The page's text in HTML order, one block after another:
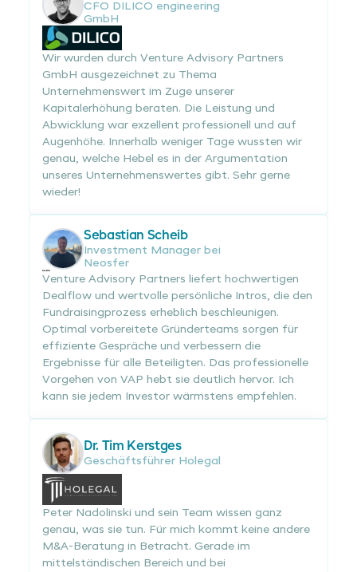
CFO DILICO engineering
GmbH
Wir wurden durch Venture Advisory Partners
GmbH ausgezeichnet zu Thema
Unternehmenswert im Zuge unserer
Kapitalerhöhung beraten. Die Leistung und
Abwicklung war exzellent professionell und auf
Augenhöhe. Innerhalb weniger Tage wussten wir
genau, welche Hebel es in der Argumentation
unseres Unternehmenswertes gibt. Sehr gerne
wieder!
Sebastian Scheib
Investment Manager bei
Neosfer
Venture Advisory Partners liefert hochwertigen
Dealflow und wertvolle persönliche Intros, die den
Fundraisingprozess erheblich beschleunigen.
Optimal vorbereitete Gründerteams sorgen für
effiziente Gespräche und verbessern die
Ergebnisse für alle Beteiligten. Das professionelle
Vorgehen von VAP hebt sie deutlich hervor. Ich
kann sie jedem Investor wärmstens empfehlen.
Dr. Tim Kerstges
Geschäftsführer Holegal
Peter Nadolinski und sein Team wissen ganz
genau, was sie tun. Für mich kommt keine andere
M&A-Beratung in Betracht. Gerade im
mittelständischen Bereich und bei